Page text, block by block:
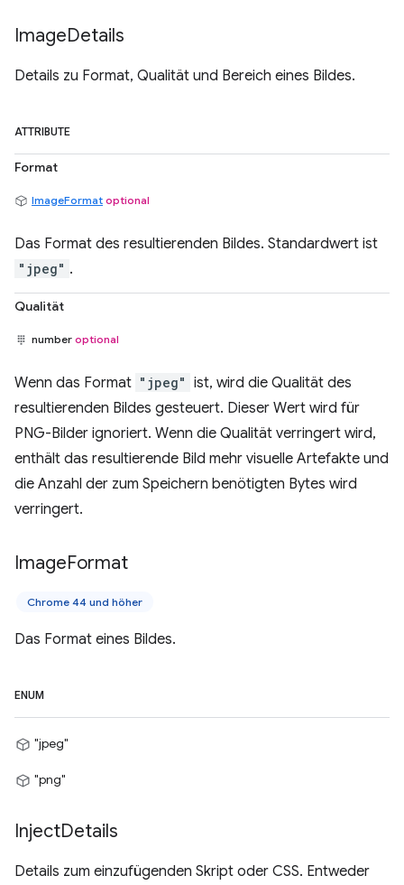
ImageDetails
Details zu Format, Qualität und Bereich eines Bildes.
ATTRIBUTE
Format
ImageFormat optional
Das Format des resultierenden Bildes. Standardwert ist
"jpeg" .
Qualität
number optional
Wenn das Format "jpeg" ist, wird die Qualität des
resultierenden Bildes gesteuert. Dieser Wert wird für
PNG-Bilder ignoriert. Wenn die Qualität verringert wird,
enthält das resultierende Bild mehr visuelle Artefakte und
die Anzahl der zum Speichern benötigten Bytes wird
verringert.
ImageFormat
Chrome 44 und höher
Das Format eines Bildes.
ENUM
"jpeg"
"png"
InjectDetails
Details zum einzufügenden Skript oder CSS. Entweder